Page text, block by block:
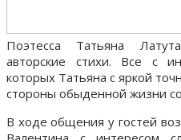
Поэтесса Татьяна
авторские стихи. Все с
которых Татьяна с яркой
стороны обыденной жизни
В ходе общения у гостей